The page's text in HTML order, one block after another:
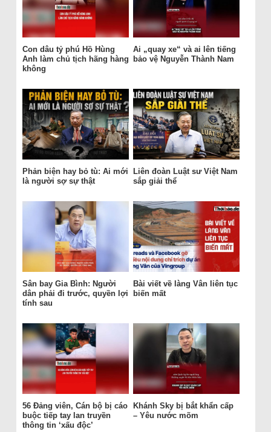
Con dâu tỷ phú Hồ Hùng
Anh làm chủ tịch hãng hàng
không
Ai „quay xe“ và ai lên tiếng
bảo vệ Nguyễn Thành Nam
Phản biện hay bỏ tù: Ai mới
là người sợ sự thật
Liên đoàn Luật sư Việt Nam
sắp giải thể
Sân bay Gia Bình: Người
dân phải đi trước, quyền lợi
tính sau
Bài viết về làng Vân liên tục
biến mất
56 Đảng viên, Cán bộ bị cáo
buộc tiếp tay lan truyền
thông tin ‘xấu độc’
Khánh Sky bị bắt khẩn cấp
– Yêu nước mõm